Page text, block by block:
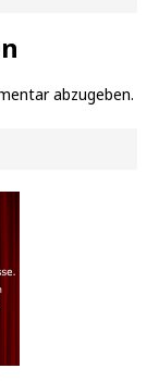
abzugeben.